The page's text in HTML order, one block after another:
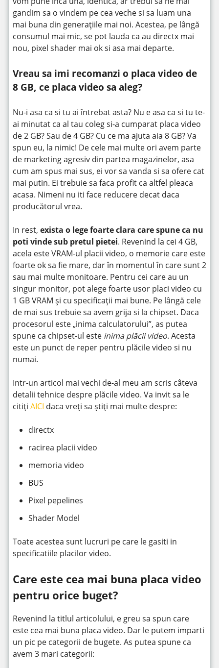
gandim sa o vindem pe cea veche si sa luam una
mai buna din generațiile mai noi. Acestea, pe lângă
consumul mai mic, se pot lauda ca au directx mai
nou, pixel shader mai ok si asa mai departe.
Vreau sa imi recomanzi o placa video de
8 GB, ce placa video sa aleg?
Nu-i asa ca si tu ai întrebat asta? Nu e asa ca si tu te-
ai minutat ca al tau coleg si-a cumparat placa video
de 2 GB? Sau de 4 GB? Cu ce ma ajuta aia 8 GB? Va
spun eu, la nimic! De cele mai multe ori avem parte
de marketing agresiv din partea magazinelor, asa
cum am spus mai sus, ei vor sa vanda si sa ofere cat
mai putin. Ei trebuie sa faca profit ca altfel pleaca
acasa. Nimeni nu iti face reducere decat daca
producătorul vrea.
In rest, exista o lege foarte clara care spune ca nu
poti vinde sub pretul pietei. Revenind la cei 4 GB,
acela este VRAM-ul placii video, o memorie care este
foarte ok sa fie mare, dar în momentul în care sunt 2
sau mai multe monitoare. Pentru cei care au un
singur monitor, pot alege foarte usor placi video cu
1 GB VRAM și cu specificații mai bune. Pe lângă cele
de mai sus trebuie sa avem grija si la chipset. Daca
procesorul este „inima calculatorului”, as putea
spune ca chipset-ul este inima plăcii video. Acesta
este un punct de reper pentru plăcile video si nu
numai.
Intr-un articol mai vechi de-al meu am scris câteva
detalii tehnice despre plăcile video. Va invit sa le
citiți AICI daca vreți sa știți mai multe despre:
directx
racirea placii video
memoria video
BUS
Pixel pepelines
Shader Model
Toate acestea sunt lucruri pe care le gasiti in
specificatiile placilor video.
Care este cea mai buna placa video
pentru orice buget?
Revenind la titlul articolului, e greu sa spun care
este cea mai buna placa video. Dar le putem imparti
un pic pe categorii de bugete. As putea spune ca
avem 3 mari categorii: